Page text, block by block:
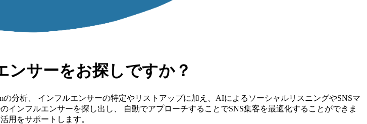
ンサーをお探しですか？
分析、 インフルエンサーの特定やリストアップに加え、AIによるソーシャルリスニングやSNSマ
ンフルエンサーを探し出し、 自動でアプローチすることでSNS集客を最適化することができま
用をサポートします。